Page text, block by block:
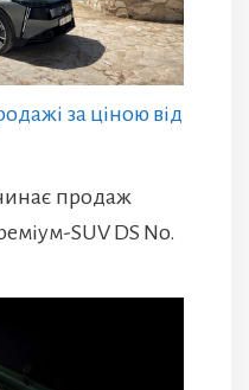
за ціною від
продаж
SUV DS No.